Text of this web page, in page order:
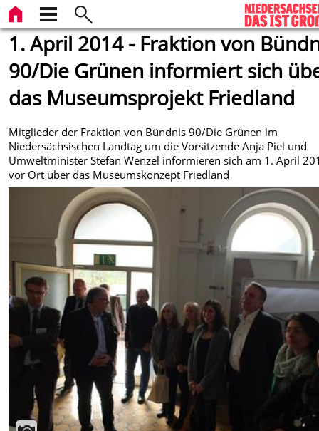
1. April 2014 - Fraktion von
90/Die Grünen informiert sich
das Museumsprojekt Friedland
Mitglieder der Fraktion von Bündnis 90/Die Grünen im
Niedersächsischen Landtag um die Vorsitzende Anja Piel und
Umweltminister Stefan Wenzel informieren sich am 1. April
vor Ort über das Museumskonzept Friedland